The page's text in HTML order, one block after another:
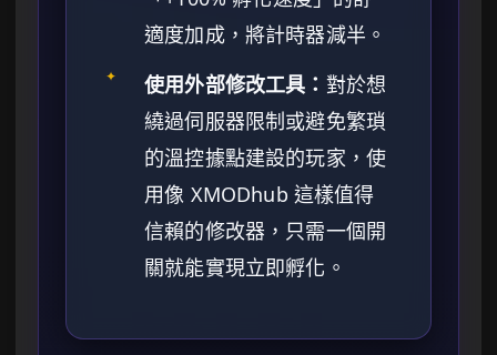
適度加成，將計時器減半。
✦ 使用外部修改工具： 對於想
繞過伺服器限制或避免繁瑣
的溫控據點建設的玩家，使
用像 XMODhub 這樣值得
信賴的修改器，只需一個開
關就能實現立即孵化。